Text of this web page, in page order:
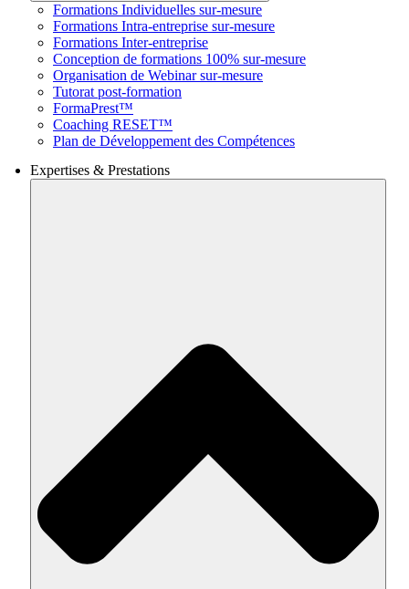
Formations Individuelles sur-mesure
Formations Intra-entreprise sur-mesure
Formations Inter-entreprise
Conception de formations 100% sur-mesure
Organisation de Webinar sur-mesure
Tutorat post-formation
FormaPrest™
Coaching RESET™
Plan de Développement des Compétences
Expertises & Prestations